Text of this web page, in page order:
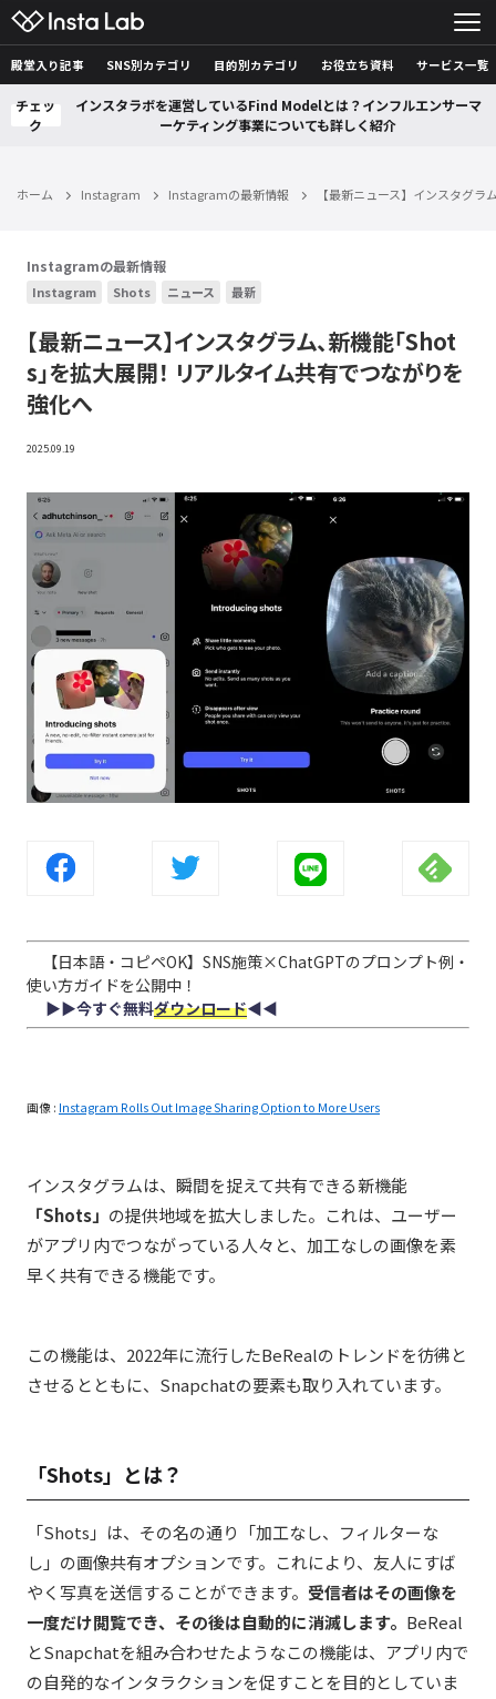
殿堂入り記事 SNS別カテゴリ 目的別カテゴリ お役立ち資料 サービス一覧
チェッ
ク
インスタラボを運営しているFind Modelとは？インフルエンサーマ
ーケティング事業についても詳しく紹介
ホーム Instagram Instagramの最新情報 【最新ニュース】インスタグ
Instagramの最新情報
Instagram Shots ニュース 最新
【最新ニュース】インスタグラム、新機能「Shot
s」を拡大展開！ リアルタイム共有でつながりを
強化へ
2025.09.19
【日本語・コピペOK】SNS施策×ChatGPTのプロンプト例・
使い方ガイドを公開中！
▶︎▶︎今すぐ無料ダウンロード◀︎◀︎
画像 : Instagram Rolls Out Image Sharing Option to More Users
インスタグラムは、瞬間を捉えて共有できる新機能
「Shots」 の提供地域を拡大しました。これは、ユーザー
がアプリ内でつながっている人々と、加工なしの画像を素
早く共有できる機能です。
この機能は、2022年に流行したBeRealのトレンドを彷彿と
させるとともに、Snapchatの要素も取り入れています。
「Shots」とは？
「Shots」は、その名の通り「加工なし、フィルターな
し」の画像共有オプションです。これにより、友人にすば
やく写真を送信することができます。 受信者はその画像を
一度だけ閲覧でき、その後は自動的に消滅します。 BeReal
とSnapchatを組み合わせたようなこの機能は、アプリ内で
の自発的なインタラクションを促すことを目的としていま